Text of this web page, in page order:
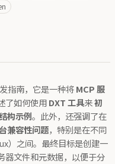
指南，它是一种将MCP 服
了如何使用DXT 工具来初
构示例。此外，还强调了在
兼容性问题，特别是在不同
）之间。最终目标是创建一
器文件和元数据，以便于分